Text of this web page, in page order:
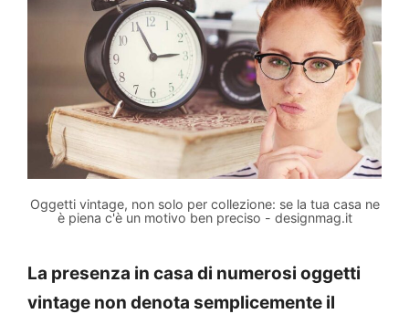
Oggetti vintage, non solo per collezione: se la tua casa ne
è piena c'è un motivo ben preciso - designmag.it
La presenza in casa di numerosi oggetti
vintage non denota semplicemente il